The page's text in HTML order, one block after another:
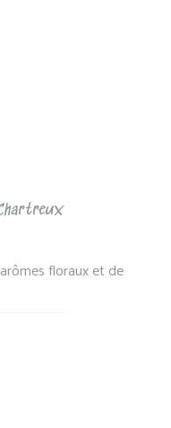
floraux et de